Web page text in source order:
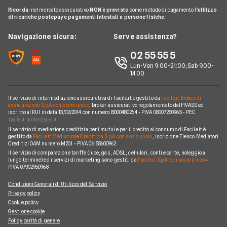
News
Contatti
Carta conto
Hello Bank!
YouBanking
Revolut
Notizie Carte
Argomenti in evidenza Carte
Prodotti Carte
Ricorda: nel mercato assicurativo NON è previsto come metodo di pagamento l'utilizzo
di ricariche postepay e pagamenti intestati a persone fisiche.
Navigazione sicura: Serve assistenza?
02 55 55 5
Lun-Ven 9:00-21:00; Sab 9.00-
14.00
Il servizio di intermediazione assicurativa di Facile.it è gestito da Facile.it Broker di
assicurazioni S.p.A. con socio unico, broker assicurativo regolamentato dall'IVASS ed
iscritto al RUI in data 13/02/2014 con numero B000480264 • P.IVA 08007250965 • PEC
Il servizio di mediazione creditizia per i mutui e per il credito al consumo di Facile.it è
gestito da Facile.it Mediazione Creditizia S.p.A. con socio unico , iscrizione Elenco Mediatori
Creditizi OAM numero M201 • P.IVA 06158600962
Il servizio di comparazione tariffe (luce, gas, ADSL, cellulari, conti e carte, noleggio a
lungo termine) ed i servizi di marketing sono gestiti da Facile.it S.p.A. con socio unico•
P.IVA 07902950968
Condizioni Generali di Utilizzo del Servizio
Privacy policy
Cookie policy
Gestione cookie
Policy parità di genere